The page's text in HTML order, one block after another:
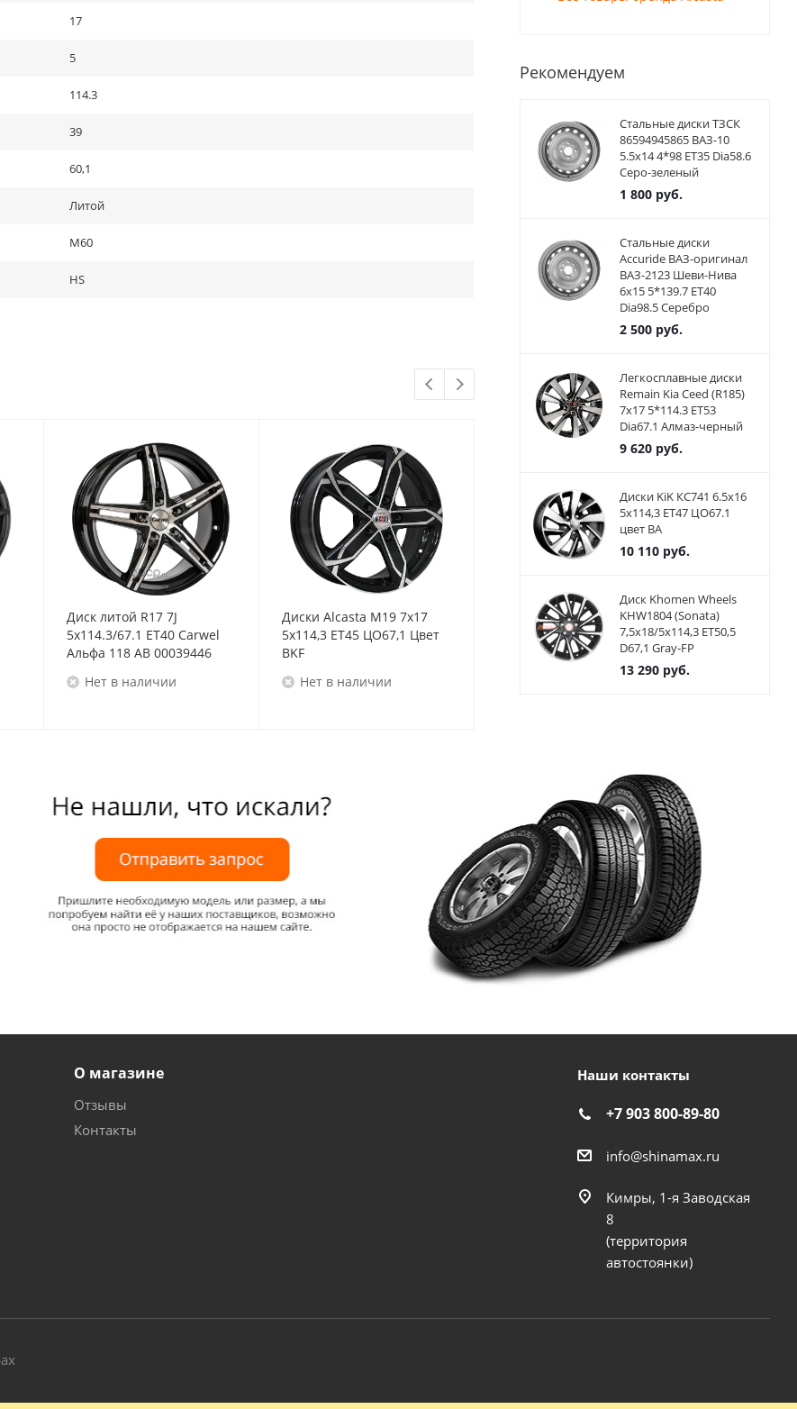
17
5
114.3
39
60,1
Литой
M60
HS
Диск литой R17 7J
5x114.3/67.1 ET40 Carwel
Альфа 118 AB 00039446
Нет в наличии
Диски Alcasta M19 7x17
5x114,3 ET45 ЦО67,1 Цвет
BKF
Нет в наличии
Диски Alcasta M19 7x17
5x114,3 ET48,5 ЦО67,1 Цвет
Диски
5x114,3
Рекомендуем
Стальные диски ТЗСК
86594945865 ВАЗ-10
5.5x14 4*98 ET35 Dia58.6
Серо-зеленый
1 800руб.
Стальные диски
Accuride ВАЗ-оригинал
ВАЗ-2123 Шеви-Нива
6x15 5*139.7 ET40
Dia98.5 Серебро
2 500руб.
Легкосплавные диски
Remain Kia Ceed (R185)
7x17 5*114.3 ET53
Dia67.1 Алмаз-черный
9 620руб.
Диски KiK КС741 6.5x16
5x114,3 ET47 ЦО67.1
цвет BA
10 110руб.
Диск Khomen Wheels
KHW1804 (Sonata)
7,5x18/5x114,3 ET50,5
D67,1 Gray-FP
13 290руб.
О магазине
Отзывы
Контакты
Наши контакты
+7 903 800-89-80
info@shinamax.ru
Кимры, 1-я Заводская
8
(территория
автостоянки)